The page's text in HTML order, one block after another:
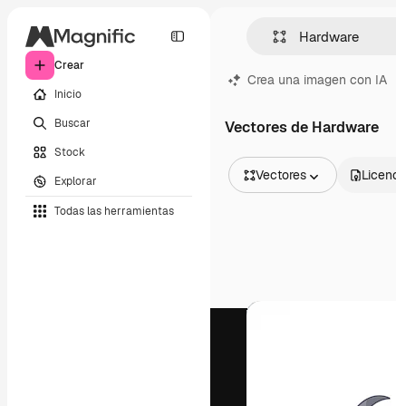
Crear
Inicio
Buscar
Stock
Explorar
Todas las herramientas
Crea una imagen con IA
Vectores de Hardware
Vectores
Vídeos